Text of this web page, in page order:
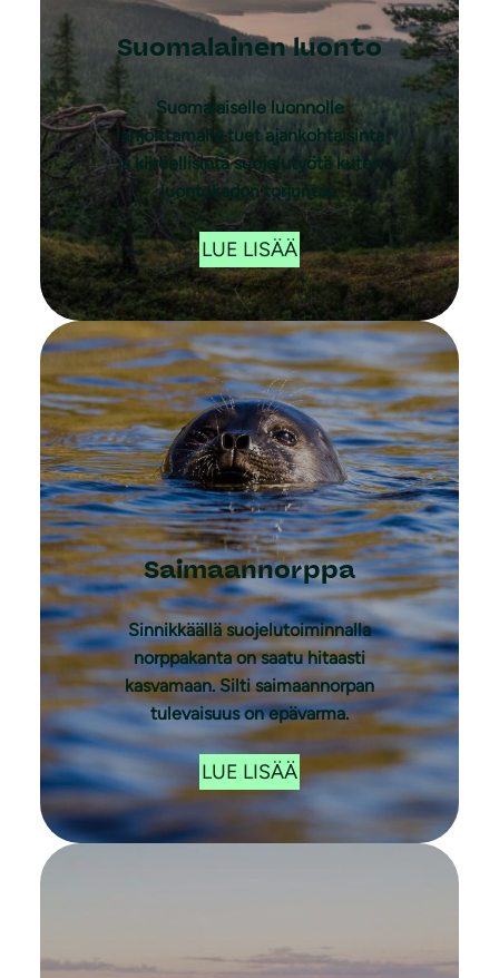
Suomalainen luonto
Suomalaiselle luonnolle
lahjoittamalla tuet ajankohtaisinta
ja kiireellisintä suojelutyötä kuten
luontokadon torjuntaa.
LUE LISÄÄ
Saimaannorppa
Sinnikkäällä suojelutoiminnalla
norppakanta on saatu hitaasti
kasvamaan. Silti saimaannorpan
tulevaisuus on epävarma.
LUE LISÄÄ